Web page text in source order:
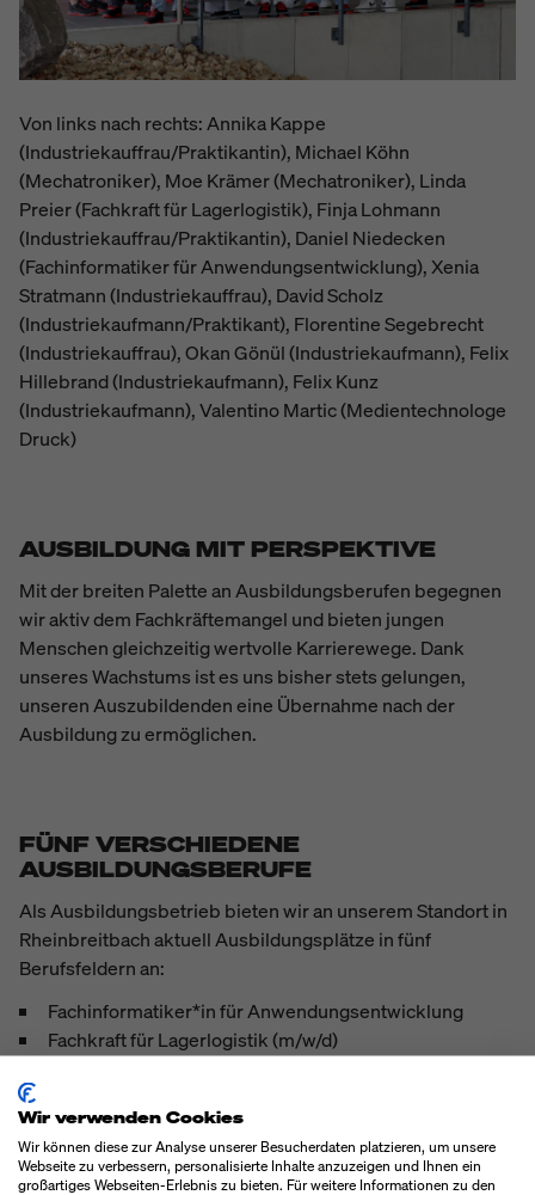
Von links nach rechts: Annika Kappe
(Industriekauffrau/Praktikantin), Michael Köhn
(Mechatroniker), Moe Krämer (Mechatroniker), Linda
Preier (Fachkraft für Lagerlogistik), Finja Lohmann
(Industriekauffrau/Praktikantin), Daniel Niedecken
(Fachinformatiker für Anwendungsentwicklung), Xenia
Stratmann (Industriekauffrau), David Scholz
(Industriekaufmann/Praktikant), Florentine Segebrecht
(Industriekauffrau), Okan Gönül (Industriekaufmann), Felix
Hillebrand (Industriekaufmann), Felix Kunz
(Industriekaufmann), Valentino Martic (Medientechnologe
Druck)
AUSBILDUNG MIT PERSPEKTIVE
Mit der breiten Palette an Ausbildungsberufen begegnen
wir aktiv dem Fachkräftemangel und bieten jungen
Menschen gleichzeitig wertvolle Karrierewege. Dank
unseres Wachstums ist es uns bisher stets gelungen,
unseren Auszubildenden eine Übernahme nach der
Ausbildung zu ermöglichen.
FÜNF VERSCHIEDENE
AUSBILDUNGSBERUFE
Als Ausbildungsbetrieb bieten wir an unserem Standort in
Rheinbreitbach aktuell Ausbildungsplätze in fünf
Berufsfeldern an:
Fachinformatiker*in für Anwendungsentwicklung
Fachkraft für Lagerlogistik (m/w/d)
Medientechnolog*in Druck
Wir verwenden Cookies
Wir können diese zur Analyse unserer Besucherdaten platzieren, um unsere
Webseite zu verbessern, personalisierte Inhalte anzuzeigen und Ihnen ein
großartiges Webseiten-Erlebnis zu bieten. Für weitere Informationen zu den